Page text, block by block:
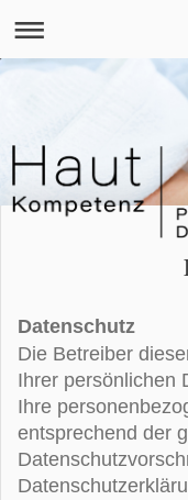
Datenschutz
Die Betreiber
Ihrer persönlichen
Ihre
entsprechend der